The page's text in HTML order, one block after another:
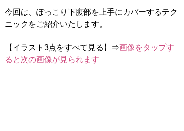
今回は、ぽっこり下腹部を上手にカバーするテク
ニックをご紹介いたします。
【イラスト3点をすべて見る】⇒画像をタップす
ると次の画像が見られます